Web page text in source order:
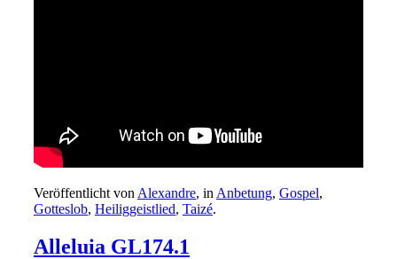
Veröffentlicht von Alexandre, in Anbetung, Gospel,
Gotteslob, Heiliggeistlied, Taizé.
Alleluia GL174.1